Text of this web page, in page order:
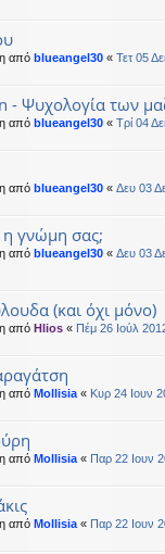
από blueangel30 « Τετ 05
- Ψυχολογία των
από blueangel30 « Τρί 04
από blueangel30 « Δευ 03
η γνώμη σας;
από blueangel30 « Δευ 03
(και όχι μόνο)
από Hlios « Πέμ 26 Ιούλ
από Mollisia « Κυρ 24 Ιουν
από Mollisia « Παρ 22 Ιουν
από Mollisia « Παρ 22 Ιουν